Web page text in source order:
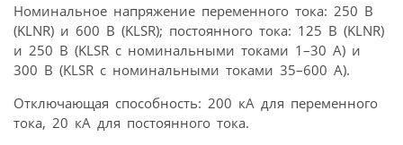
Номинальное напряжение переменного тока: 250 В
(KLNR) и 600 В (KLSR); постоянного тока: 125 В (KLNR)
и 250 В (KLSR с номинальными токами 1–30 А) и
300 В (KLSR с номинальными токами 35–600 А).
Отключающая способность: 200 кА для переменного
тока, 20 кА для постоянного тока.